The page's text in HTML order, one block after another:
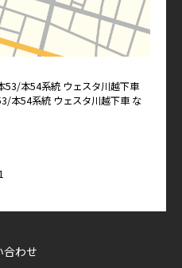
本54系統 ウェスタ川越下車
本54系統 ウェスタ川越下車 な
合わせ